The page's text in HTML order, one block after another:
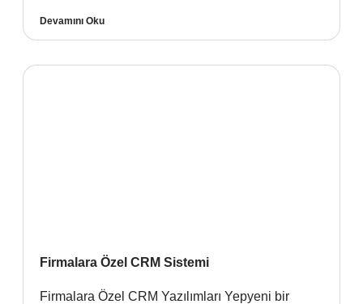
Devamını Oku
Firmalara Özel CRM Sistemi
Firmalara Özel CRM Yazılımları Yepyeni bir